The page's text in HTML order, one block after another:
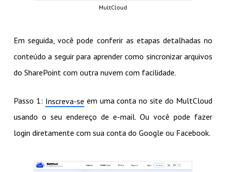
MultCloud
Em seguida, você pode conferir as etapas detalhadas no
conteúdo a seguir para aprender como sincronizar arquivos
do SharePoint com outra nuvem com facilidade.
Passo 1: Inscreva-se em uma conta no site do MultCloud
usando o seu endereço de e-mail. Ou você pode fazer
login diretamente com sua conta do Google ou Facebook.